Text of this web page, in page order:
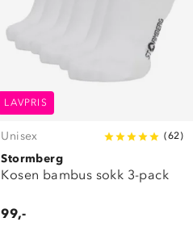
LAVPRIS
Unisex (62)
Stormberg
Kosen bambus sokk 3-pack
99,-